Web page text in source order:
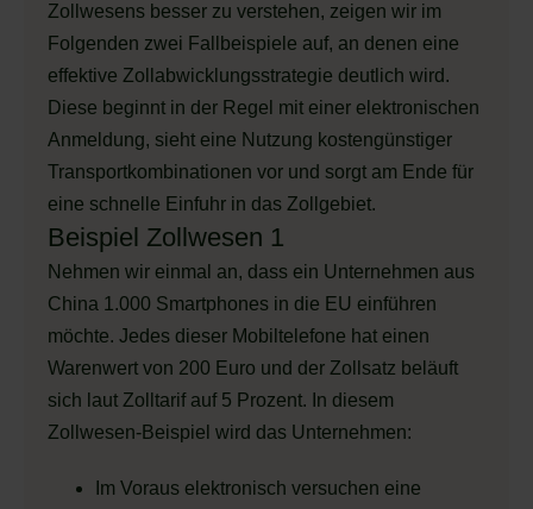
Zollwesens besser zu verstehen, zeigen wir im
Folgenden zwei Fallbeispiele auf, an denen eine
effektive Zollabwicklungsstrategie deutlich wird.
Diese beginnt in der Regel mit einer elektronischen
Anmeldung, sieht eine Nutzung kostengünstiger
Transportkombinationen vor und sorgt am Ende für
eine schnelle Einfuhr in das Zollgebiet.
Beispiel Zollwesen 1
Nehmen wir einmal an, dass ein Unternehmen aus
China 1.000 Smartphones in die EU einführen
möchte. Jedes dieser Mobiltelefone hat einen
Warenwert von 200 Euro und der Zollsatz beläuft
sich laut Zolltarif auf 5 Prozent. In diesem
Zollwesen-Beispiel wird das Unternehmen:
Im Voraus elektronisch versuchen eine